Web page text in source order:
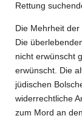
Rettung
Die Mehrheit der
Die
nicht erwünscht
erwünscht. Die
jüdischen
widerrechtliche
zum Mord an